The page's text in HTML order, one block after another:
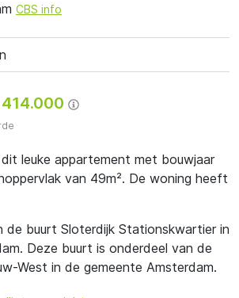
CBS info
leuke appartement met bouwjaar
van 49m². De woning heeft
de buurt Sloterdijk Stationskwartier in
Deze buurt is onderdeel van de
West in de gemeente Amsterdam.